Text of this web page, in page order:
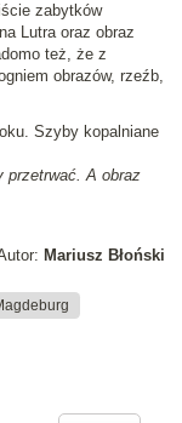
zabytków
Lutra oraz obraz
też, że z
obrazów, rzeźb,
Szyby kopalniane
przetrwać. A obraz
Mariusz Błoński